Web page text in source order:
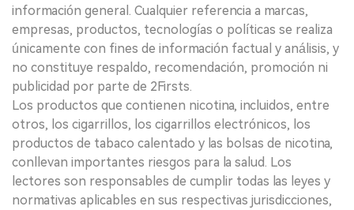
información general. Cualquier referencia a marcas,
empresas, productos, tecnologías o políticas se realiza
únicamente con fines de información factual y análisis, y
no constituye respaldo, recomendación, promoción ni
publicidad por parte de 2Firsts.
Los productos que contienen nicotina, incluidos, entre
otros, los cigarrillos, los cigarrillos electrónicos, los
productos de tabaco calentado y las bolsas de nicotina,
conllevan importantes riesgos para la salud. Los
lectores son responsables de cumplir todas las leyes y
normativas aplicables en sus respectivas jurisdicciones,